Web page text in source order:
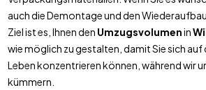
auch die Demontage und den
Ziel ist es, Ihnen den Umzugsvolumenin
wie möglich zu gestalten, damit Sie sich auf
Leben konzentrieren können, während wir
kümmern.